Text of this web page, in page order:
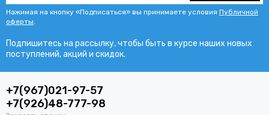
влагостойкие телефоны
восстановленный iPhone выбор планшета
защита телефона защитное стекло
Нажимая на кнопку «Подписаться» вы принимаете условия Публичной
оферты
Подпишитесь на рассылку, чтобы быть в курсе наших новых
поступлений, акций и скидок.
+7(967)021-97-57
+7(926)48-777-98